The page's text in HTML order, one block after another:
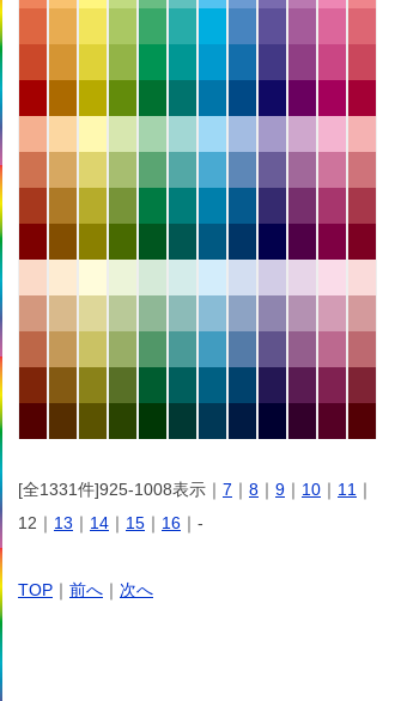
[全1331件]925-1008表示｜ 7 ｜ 8 ｜ 9 ｜ 10 ｜ 11 ｜
12｜ 13 ｜ 14 ｜ 15 ｜ 16 ｜-
TOP ｜ 前へ ｜ 次へ